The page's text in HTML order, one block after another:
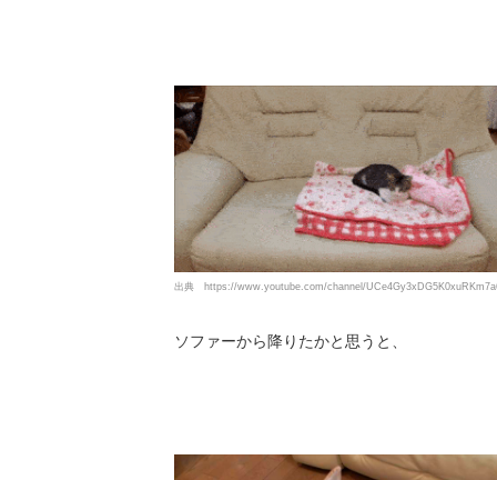
出典 https://www.youtube.com/channel/
ソファーから降りたかと思うと、